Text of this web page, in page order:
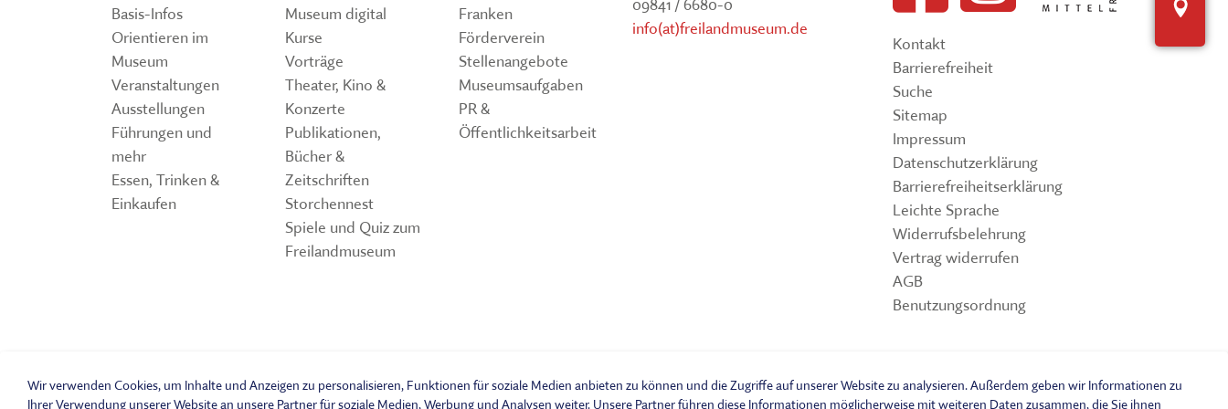
FÜHRUNGEN UND MEHR
ESSEN, TRINKEN & EINKAUFEN
Freilandmuseums
Der interaktive
Museumsplan
HIER KLICKEN
PUBLIKATIONEN, BÜCHER & ZEITSCHRIFTEN
STORCHENNEST
HIER KOMMEN SIE ZUM INTERNERAUFTRITT DES MKFS
PR & ÖFFENTLICHKEITSARBEIT
Sammeln, bewahren, forschen, ausstellen, bilden und
MEHR ÜBER UNSERE TÄTIGKEITSBEREICHE
Basis-Infos
Orientieren im
Museum
Veranstaltungen
Ausstellungen
Führungen und
mehr
Essen, Trinken &
Einkaufen
Museum digital
Kurse
Vorträge
Theater, Kino &
Konzerte
Publikationen,
Bücher &
Zeitschriften
Storchennest
Spiele und Quiz zum
Freilandmuseum
Franken
Förderverein
Stellenangebote
Museumsaufgaben
PR &
Öffentlichkeitsarbeit
09841 / 6680-0
info(at)freilandmuseum.de
Kontakt
Barrierefreiheit
Suche
Sitemap
Impressum
Datenschutzerklärung
Barrierefreiheitserklärung
Leichte Sprache
Widerrufsbelehrung
Vertrag widerrufen
AGB
Benutzungsordnung
© 2026 Fränkisches Freilandmuseum - Bad Windsheim | Bezirk Mittelfranken. Alle Rechte vorbehalten.
Wir verwenden Cookies, um Inhalte und Anzeigen zu personalisieren, Funktionen für soziale Medien anbieten zu können und die Zugriffe auf unserer Website zu analysieren. Außerdem geben wir Informationen zu
Ihrer Verwendung unserer Website an unsere Partner für soziale Medien, Werbung und Analysen weiter. Unsere Partner führen diese Informationen möglicherweise mit weiteren Daten zusammen, die Sie ihnen